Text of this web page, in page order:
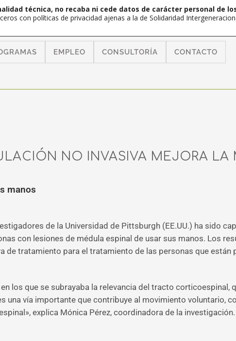
EMPLEO CONSULTORÍA CONTACTO
NO INVASIVA MEJORA LA
manos
de la Universidad de Pittsburgh (EE.UU.) ha sido
con lesiones de médula espinal de usar sus manos. Los
de tratamiento para el tratamiento de las personas que están
los que se subrayaba la relevancia del tracto corticoespinal,
una vía importante que contribuye al movimiento voluntario,
explica Mónica Pérez, coordinadora de la investigación.
técnica, no recaba ni cede datos de carácter personal de
con políticas de privacidad ajenas a la de Solidaridad